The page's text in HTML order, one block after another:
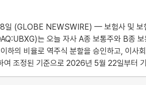
(GLOBE NEWSWIRE) — 보험사 및 보
는 오늘 자사 A종 보통주와 B종 보
하의 비율로 역주식 분할을 승인하고, 이
여 조정된 기준으로 2026년 5월 22일부터